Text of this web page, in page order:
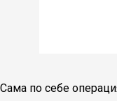
Сама по себе